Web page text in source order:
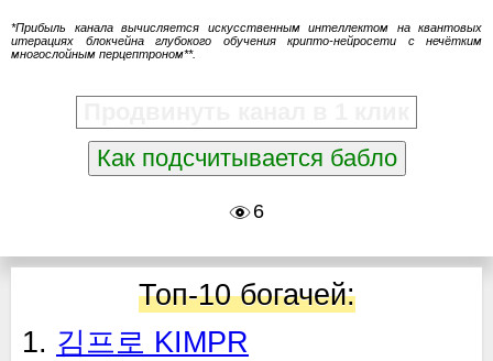
*Прибыль канала вычисляется искусственным интеллектом на квантовых
итерациях блокчейна глубокого обучения крипто-нейросети с нечётким
многослойным перцептроном**.
Как подсчитывается бабло
6
Топ-10 богачей:
1. 김프로 KIMPR